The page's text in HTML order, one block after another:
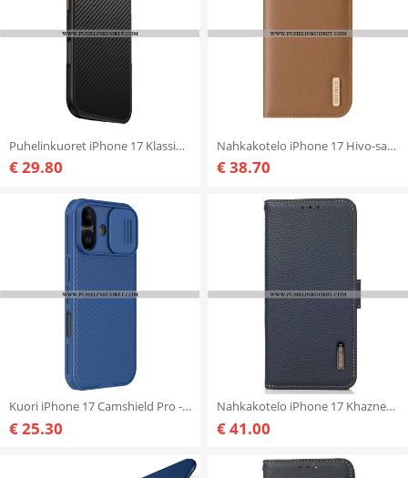
Puhelinkuoret iPhone 17 Klassinen Musta Magsafe-yhteensopiva
€ 29.80
Nahkakotelo iPhone 17 Hivo-sarjan Dux Ducis Suojakuori
€ 38.70
Kuori iPhone 17 Camshield Pro -sarja Nillkin
€ 25.30
Nahkakotelo iPhone 17 Khazneh Ensiluokkaista Nahkaa
€ 41.00